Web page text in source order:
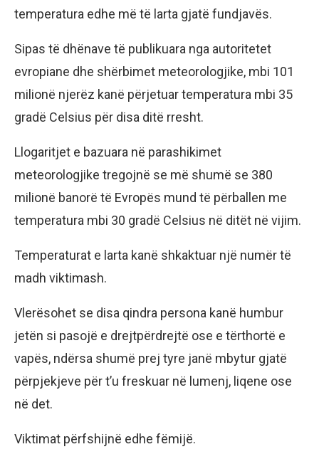
temperatura edhe më të larta gjatë fundjavës.
Sipas të dhënave të publikuara nga autoritetet
evropiane dhe shërbimet meteorologjike, mbi 101
milionë njerëz kanë përjetuar temperatura mbi 35
gradë Celsius për disa ditë rresht.
Llogaritjet e bazuara në parashikimet
meteorologjike tregojnë se më shumë se 380
milionë banorë të Evropës mund të përballen me
temperatura mbi 30 gradë Celsius në ditët në vijim.
Temperaturat e larta kanë shkaktuar një numër të
madh viktimash.
Vlerësohet se disa qindra persona kanë humbur
jetën si pasojë e drejtpërdrejtë ose e tërthortë e
vapës, ndërsa shumë prej tyre janë mbytur gjatë
përpjekjeve për t’u freskuar në lumenj, liqene ose
në det.
Viktimat përfshijnë edhe fëmijë.